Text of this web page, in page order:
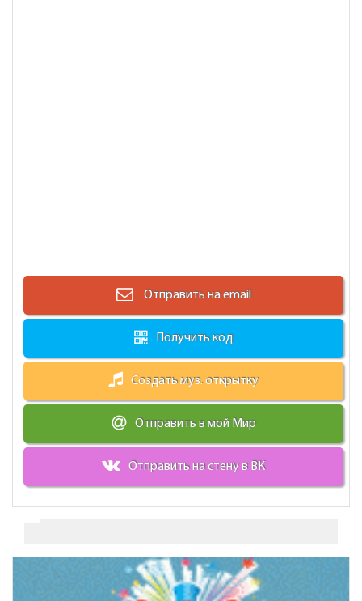
Отправить на email
Получить код
Создать муз. открытку
Отправить в мой Мир
Отправить на стену в ВК